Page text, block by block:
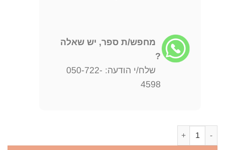
מחפש/ת ספר, יש שאלה
?
שלח/י הודעה: 050-722-
4598